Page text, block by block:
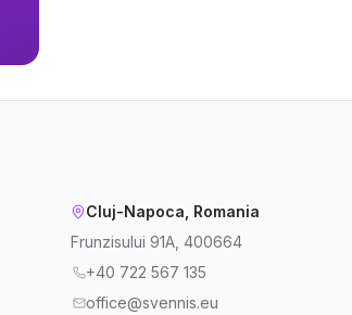
Cluj-Napoca, Romania
Frunzisului 91A, 400664
+40 722 567 135
office@svennis.eu